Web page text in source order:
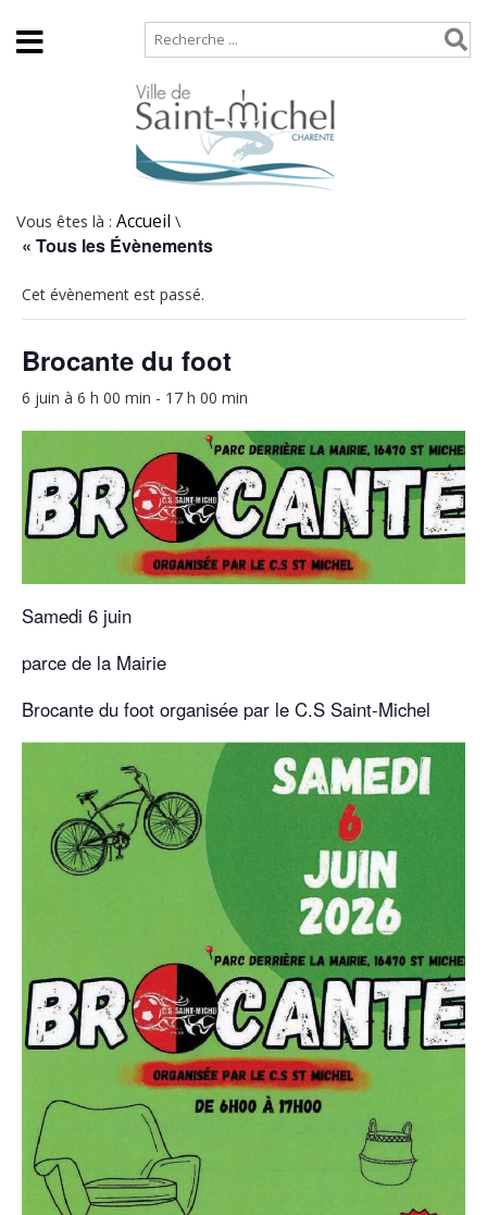
Vous êtes là : Accueil \
« Tous les Évènements
Cet évènement est passé.
Brocante du foot
6 juin à 6 h 00 min - 17 h 00 min
Samedi 6 juin
parce de la Mairie
Brocante du foot organisée par le C.S Saint-Michel